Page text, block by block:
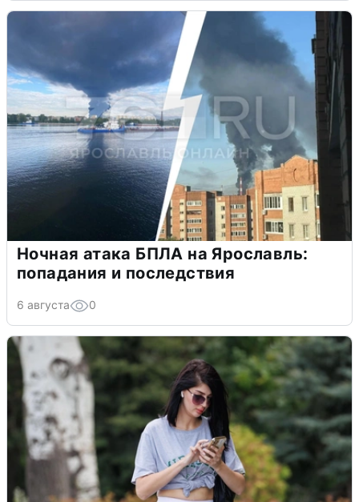
Ночная атака БПЛА на Ярославль:
попадания и последствия
6 августа 0